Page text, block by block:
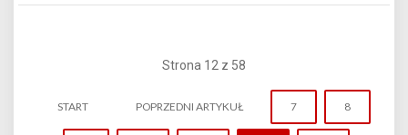
Strona 12 z 58
START POPRZEDNI ARTYKUŁ 7 8